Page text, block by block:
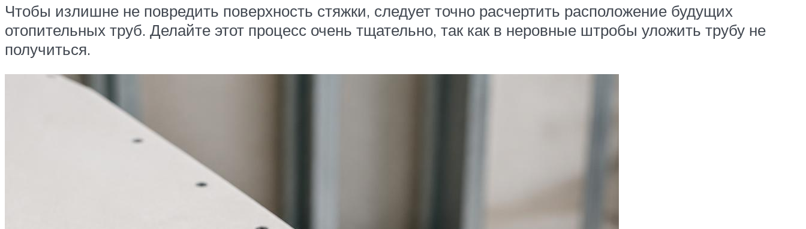
Чтобы излишне не повредить поверхность стяжки, следует точно расчертить расположение будущих
отопительных труб. Делайте этот процесс очень тщательно, так как в неровные штробы уложить трубу не
получиться.